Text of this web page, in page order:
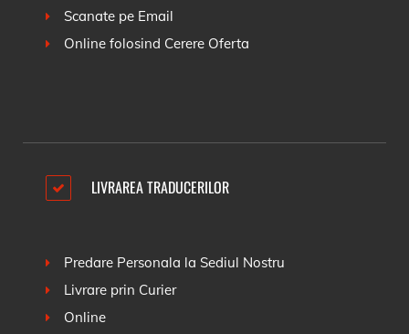
Scanate pe Email
Online folosind Cerere Oferta
LIVRAREA TRADUCERILOR
Predare Personala la Sediul Nostru
Livrare prin Curier
Online